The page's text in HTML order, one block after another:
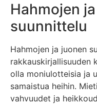
Hahmojen
suunnittelu
Hahmojen ja juonen
rakkauskirjallisuuden
olla moniulotteisia ja
samaistua heihin.
vahvuudet ja